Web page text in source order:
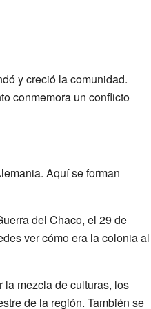
y creció la comunidad.
conmemora un conflicto
Aquí se forman
del Chaco, el 29 de
ver cómo era la colonia al
la mezcla de culturas, los
de la región. También se